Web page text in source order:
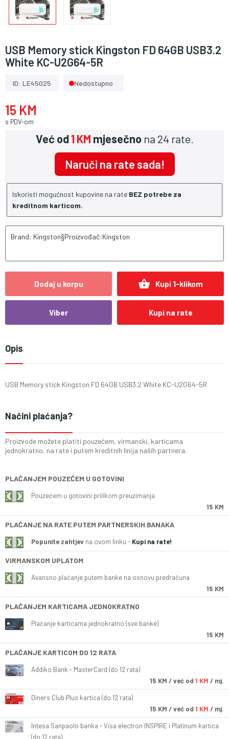
USB Memory stick Kingston FD 64GB USB3.2
White KC-U2G64-5R
ID: LE45025 Nedostupno
15 KM
s PDV-om
Već od1 KM mjesečno na 24 rate.
Naruči na rate sada!
Iskoristi mogućnost kupovine na rate BEZ potrebe za
kreditnom karticom.
Brand: Kingston§Proizvođač:Kingston
Dodaj u korpu shopping_basket Kupi 1-klikom
Viber Kupi na rate
Opis
USB Memory stick Kingston FD 64GB USB3.2 White KC-U2G64-5R
Načini plaćanja?
Proizvode možete platiti pouzećem, virmanski, karticama
jednokratno, na rate i putem kreditnih linija naših partnera.
PLAĆANJEM POUZEĆEM U GOTOVINI
Pouzećem u gotovini prilikom preuzimanja
15 KM
PLAĆANJE NA RATE PUTEM PARTNERSKIH BANAKA
Popunite zahtjev na ovom linku - Kupi na rate!
VIRMANSKOM UPLATOM
Avansno plaćanje putem banke na osnovu predračuna
15 KM
PLAĆANJEM KARTICAMA JEDNOKRATNO
Plaćanje karticama jednokratno (sve banke)
15 KM
PLAĆANJE KARTICOM DO 12 RATA
Addiko Bank - MasterCard (do 12 rata)
15 KM / već od 1 KM / mj.
Diners Club Plus kartica (do 12 rata)
15 KM / već od 1 KM / mj.
Intesa Sanpaolo banka - Visa electron INSPIRE i Platinum kartica
(do 12 rata)